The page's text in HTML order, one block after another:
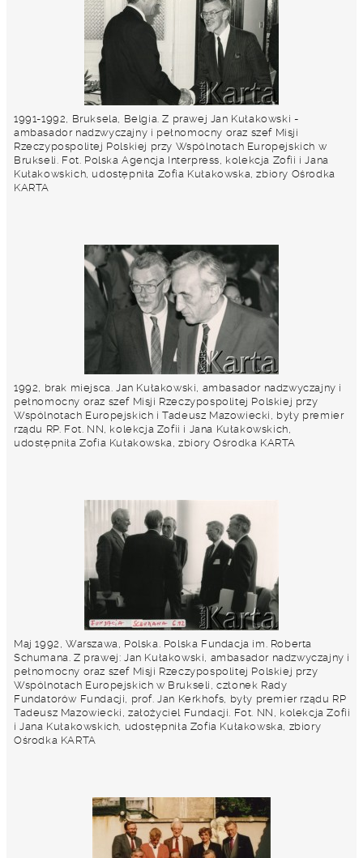
1991-1992, Bruksela, Belgia. Z prawej Jan Kułakowski -
ambasador nadzwyczajny i pełnomocny oraz szef Misji
Rzeczypospolitej Polskiej przy Wspólnotach Europejskich w
Brukseli. Fot. Polska Agencja Interpress, kolekcja Zofii i Jana
Kułakowskich, udostępniła Zofia Kułakowska, zbiory Ośrodka
KARTA
1992, brak miejsca. Jan Kułakowski, ambasador nadzwyczajny i
pełnomocny oraz szef Misji Rzeczypospolitej Polskiej przy
Wspólnotach Europejskich i Tadeusz Mazowiecki, były premier
rządu RP. Fot. NN, kolekcja Zofii i Jana Kułakowskich,
udostępniła Zofia Kułakowska, zbiory Ośrodka KARTA
Maj 1992, Warszawa, Polska. Polska Fundacja im. Roberta
Schumana. Z prawej: Jan Kułakowski, ambasador nadzwyczajny i
pełnomocny oraz szef Misji Rzeczypospolitej Polskiej przy
Wspólnotach Europejskich w Brukseli, członek Rady
Fundatorów Fundacji, prof. Jan Kerkhofs, były premier rządu RP
Tadeusz Mazowiecki, założyciel Fundacji. Fot. NN, kolekcja Zofii
i Jana Kułakowskich, udostępniła Zofia Kułakowska, zbiory
Ośrodka KARTA